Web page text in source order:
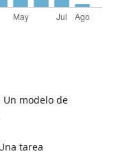
Un modelo de
tarea